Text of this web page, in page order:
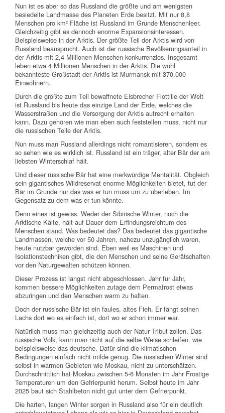
Nun ist es aber so das Russland die größte und am wenigsten
besiedelte Landmasse des Planeten Erde besitzt. Mit nur 8,8
Menschen pro km² Fläche ist Russland im Grunde Menschenleer.
Gleichzeitig gibt es dennoch enorme Expansionsinteressen.
Beispielsweise in der Arktis. Der größte Teil der Arktis wird von
Russland beansprucht. Auch ist der russische Bevölkerungsanteil in
der Arktis mit 2,4 Millionen Menschen konkurrenzlos. Insgesamt
leben etwa 4 Millionen Menschen in der Arktis. Die wohl
bekannteste Großstadt der Arktis ist Murmansk mit 370.000
Einwohnern.
Durch die größte zum Teil bewaffnete Eisbrecher Flottille der Welt
ist Russland bis heute das einzige Land der Erde, welches die
Wasserstraßen und die Versorgung der Arktis aufrecht erhalten
kann. Dazu gehören wie man eben auch feststellen muss, nicht nur
die russischen Teile der Arktis.
Nun muss man Russland allerdings nicht romantisieren, sondern es
so sehen wie es wirklich ist. Russland ist ein träger, alter Bär der am
liebsten Winterschlaf hält.
Und dieser russische Bär hat eine merkwürdige Mentalität. Obgleich
sein gigantisches Wildreservat enorme Möglichkeiten bietet, tut der
Bär im Grunde nur das was er tun muss um zu überleben. Im
Gegensatz zu dem was er tun könnte.
Denn eines ist gewiss. Weder der Sibirische Winter, noch die
Arktische Kälte, hält auf Dauer dem Erfindungsreichtum des
Menschen stand. Was bedeutet das? Das bedeutet das gigantische
Landmassen, welche vor 50 Jahren, nahezu unzugänglich waren,
heute nutzbar geworden sind. Eben weil es Maschinen und
Isolationstechniken gibt, die den Menschen und seine Gerätschaften
vor den Naturgewalten schützen können.
Dieser Prozess ist längst nicht abgeschlossen. Jahr für Jahr,
kommen bessere Möglichkeiten zutage dem Permafrost etwas
abzuringen und den Menschen warm zu halten.
Doch der russische Bär ist ein faules, altes Fieh. Er fängt seinen
Lachs dort wo es einfach ist, dort wo er schon immer war.
Natürlich muss man gleichzeitig auch der Natur Tribut zollen. Das
russische Volk, kann man nicht auf die selbe Weise schleifen, wie
beispielsweise das deutsche. Dafür sind die klimatischen
Bedingungen einfach nicht milde genug. Die russischen Winter sind
selbst in warmen Gebieten wie Moskau, nicht zu unterschätzen.
Durchschnittlich hat Moskau zwischen 5-6 Monaten im Jahr Frostige
Temperaturen um den Gefrierpunkt herum. Selbst heute im Jahr
2025 baut sich Stahlbeton nicht gut unter dem Gefrierpunkt.
Die harten, langen Winter sorgen in Russland also für ein deutlich